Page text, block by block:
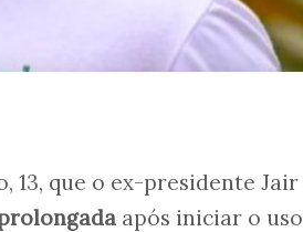
13, que o ex-presidente Jair
após iniciar o